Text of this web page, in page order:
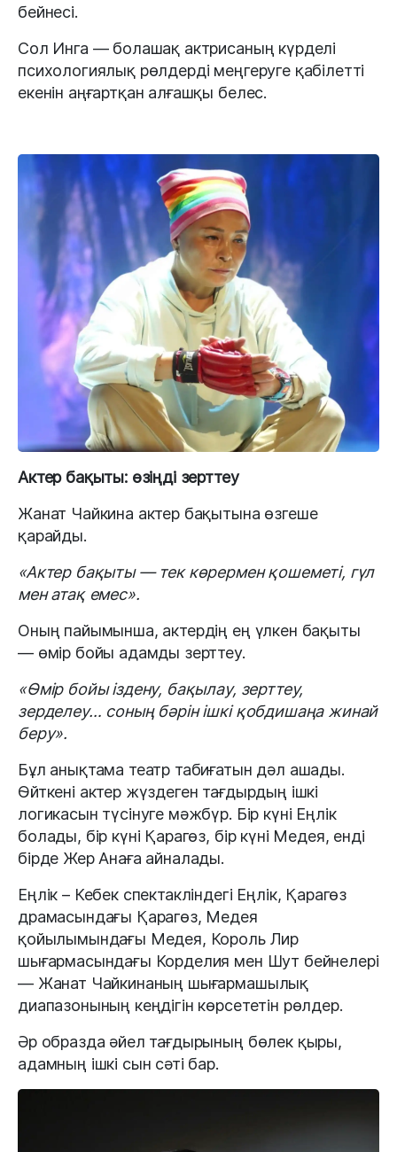
бейнесі.
Сол Инга — болашақ актрисаның күрделі
психологиялық рөлдерді меңгеруге қабілетті
екенін аңғартқан алғашқы белес.
Актер бақыты: өзіңді зерттеу
Жанат Чайкина актер бақытына өзгеше
қарайды.
«Актер бақыты — тек көрермен қошеметі, гүл
мен атақ емес».
Оның пайымынша, актердің ең үлкен бақыты
— өмір бойы адамды зерттеу.
«Өмір бойы іздену, бақылау, зерттеу,
зерделеу… соның бәрін ішкі қобдишаңа жинай
беру».
Бұл анықтама театр табиғатын дәл ашады.
Өйткені актер жүздеген тағдырдың ішкі
логикасын түсінуге мәжбүр. Бір күні Еңлік
болады, бір күні Қарагөз, бір күні Медея, енді
бірде Жер Анаға айналады.
Еңлік – Кебек спектакліндегі Еңлік, Қарагөз
драмасындағы Қарагөз, Медея
қойылымындағы Медея, Король Лир
шығармасындағы Корделия мен Шут бейнелері
— Жанат Чайкинаның шығармашылық
диапазонының кеңдігін көрсететін рөлдер.
Әр образда әйел тағдырының бөлек қыры,
адамның ішкі сын сәті бар.